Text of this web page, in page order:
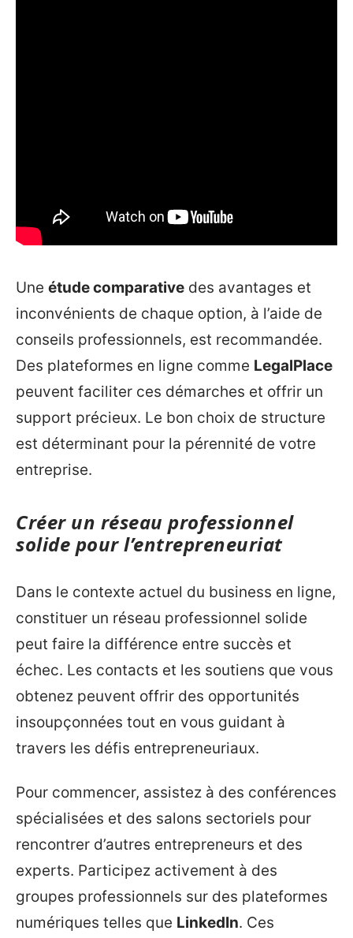
Une étude comparative des avantages et
inconvénients de chaque option, à l’aide de
conseils professionnels, est recommandée.
Des plateformes en ligne comme LegalPlace
peuvent faciliter ces démarches et offrir un
support précieux. Le bon choix de structure
est déterminant pour la pérennité de votre
entreprise.
Créer un réseau professionnel
solide pour l’entrepreneuriat
Dans le contexte actuel du business en ligne,
constituer un réseau professionnel solide
peut faire la différence entre succès et
échec. Les contacts et les soutiens que vous
obtenez peuvent offrir des opportunités
insoupçonnées tout en vous guidant à
travers les défis entrepreneuriaux.
Pour commencer, assistez à des conférences
spécialisées et des salons sectoriels pour
rencontrer d’autres entrepreneurs et des
experts. Participez activement à des
groupes professionnels sur des plateformes
numériques telles que LinkedIn. Ces